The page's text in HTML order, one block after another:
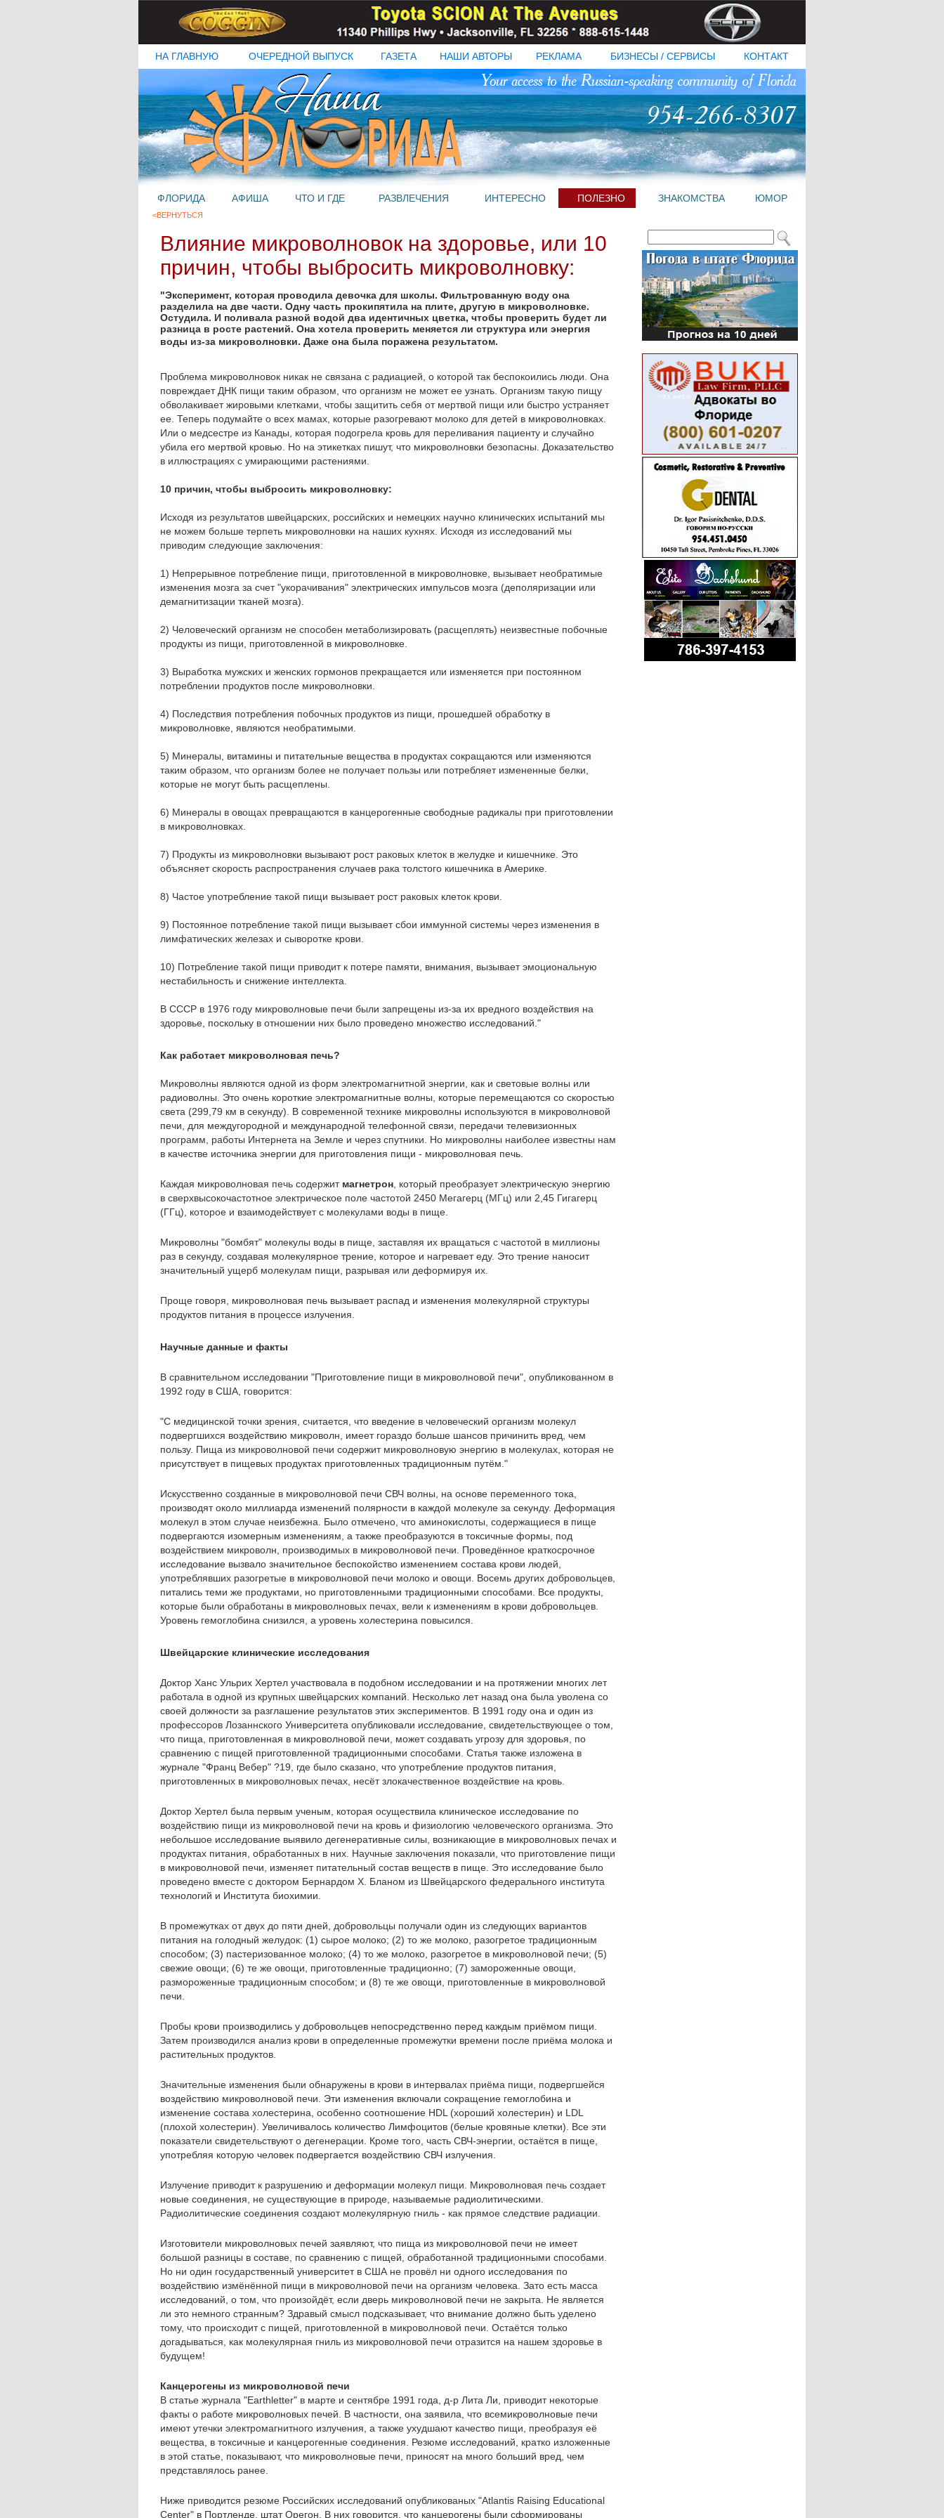
НА ГЛАВНУЮ ОЧЕРЕДНОЙ ВЫПУСК ГАЗЕТА НАШИ АВТОРЫ РЕКЛАМА БИЗНЕСЫ / СЕРВИСЫ КОНТАКТ
ФЛОРИДА АФИША ЧТО И ГДЕ РАЗВЛЕЧЕНИЯ ИНТЕРЕСНО ПОЛЕЗНО ЗНАКОМСТВА ЮМОР
<ВЕРНУТЬСЯ
Влияние микроволновок на здоровье, или 10
причин, чтобы выбросить микроволновку:
"Эксперимент, которая проводила девочка для школы. Фильтрованную воду она
разделила на две части. Одну часть прокипятила на плите, другую в микроволновке.
Остудила. И поливала разной водой два идентичных цветка, чтобы проверить будет ли
разница в росте растений. Она хотела проверить меняется ли структура или энергия
воды из-за микроволновки. Даже она была поражена результатом.
Проблема микроволновок никак не связана с радиацией, о которой так беспокоились люди. Она
повреждает ДНК пищи таким образом, что организм не может ее узнать. Организм такую пищу
обволакивает жировыми клетками, чтобы защитить себя от мертвой пищи или быстро устраняет
ее. Теперь подумайте о всех мамах, которые разогревают молоко для детей в микроволновках.
Или о медсестре из Канады, которая подогрела кровь для переливания пациенту и случайно
убила его мертвой кровью. Но на этикетках пишут, что микроволновки безопасны. Доказательство
в иллюстрациях с умирающими растениями.
10 причин, чтобы выбросить микроволновку:
Исходя из результатов швейцарских, российских и немецких научно клинических испытаний мы
не можем больше терпеть микроволновки на наших кухнях. Исходя из исследований мы
приводим следующие заключения:
1) Непрерывное потребление пищи, приготовленной в микроволновке, вызывает необратимые
изменения мозга за счет "укорачивания" электрических импульсов мозга (деполяризации или
демагнитизации тканей мозга).
2) Человеческий организм не способен метаболизировать (расщеплять) неизвестные побочные
продукты из пищи, приготовленной в микроволновке.
3) Выработка мужских и женских гормонов прекращается или изменяется при постоянном
потреблении продуктов после микроволновки.
4) Последствия потребления побочных продуктов из пищи, прошедшей обработку в
микроволновке, являются необратимыми.
5) Минералы, витамины и питательные вещества в продуктах сокращаются или изменяются
таким образом, что организм более не получает пользы или потребляет измененные белки,
которые не могут быть расщеплены.
6) Минералы в овощах превращаются в канцерогенные свободные радикалы при приготовлении
в микроволновках.
7) Продукты из микроволновки вызывают рост раковых клеток в желудке и кишечнике. Это
объясняет скорость распространения случаев рака толстого кишечника в Америке.
8) Частое употребление такой пищи вызывает рост раковых клеток крови.
9) Постоянное потребление такой пищи вызывает сбои иммунной системы через изменения в
лимфатических железах и сыворотке крови.
10) Потребление такой пищи приводит к потере памяти, внимания, вызывает эмоциональную
нестабильность и снижение интеллекта.
В СССР в 1976 году микроволновые печи были запрещены из-за их вредного воздействия на
здоровье, поскольку в отношении них было проведено множество исследований."
Как работает микроволновая печь?
Микроволны являются одной из форм электромагнитной энергии, как и световые волны или
радиоволны. Это очень короткие электромагнитные волны, которые перемещаются со скоростью
света (299,79 км в секунду). В современной технике микроволны используются в микроволновой
печи, для междугородной и международной телефонной связи, передачи телевизионных
программ, работы Интернета на Земле и через спутники. Но микроволны наиболее известны нам
в качестве источника энергии для приготовления пищи - микроволновая печь.
Каждая микроволновая печь содержит магнетрон , который преобразует электрическую энергию
в сверхвысокочастотное электрическое поле частотой 2450 Мегагерц (МГц) или 2,45 Гигагерц
(ГГц), которое и взаимодействует с молекулами воды в пище.
Микроволны "бомбят" молекулы воды в пище, заставляя их вращаться с частотой в миллионы
раз в секунду, создавая молекулярное трение, которое и нагревает еду. Это трение наносит
значительный ущерб молекулам пищи, разрывая или деформируя их.
Проще говоря, микроволновая печь вызывает распад и изменения молекулярной структуры
продуктов питания в процессе излучения.
Научные данные и факты
В сравнительном исследовании "Приготовление пищи в микроволновой печи", опубликованном в
1992 году в США, говорится:
"С медицинской точки зрения, считается, что введение в человеческий организм молекул
подвергшихся воздействию микроволн, имеет гораздо больше шансов причинить вред, чем
пользу. Пища из микроволновой печи содержит микроволновую энергию в молекулах, которая не
присутствует в пищевых продуктах приготовленных традиционным путём."
Искусственно созданные в микроволновой печи СВЧ волны, на основе переменного тока,
производят около миллиарда изменений полярности в каждой молекуле за секунду. Деформация
молекул в этом случае неизбежна. Было отмечено, что аминокислоты, содержащиеся в пище
подвергаются изомерным изменениям, а также преобразуются в токсичные формы, под
воздействием микроволн, производимых в микроволновой печи. Проведённое краткосрочное
исследование вызвало значительное беспокойство изменением состава крови людей,
употреблявших разогретые в микроволновой печи молоко и овощи. Восемь других добровольцев,
питались теми же продуктами, но приготовленными традиционными способами. Все продукты,
которые были обработаны в микроволновых печах, вели к изменениям в крови добровольцев.
Уровень гемоглобина снизился, а уровень холестерина повысился.
Швейцарские клинические исследования
Доктор Ханс Ульрих Хертел участвовала в подобном исследовании и на протяжении многих лет
работала в одной из крупных швейцарских компаний. Несколько лет назад она была уволена со
своей должности за разглашение результатов этих экспериментов. В 1991 году она и один из
профессоров Лозаннского Университета опубликовали исследование, свидетельствующее о том,
что пища, приготовленная в микроволновой печи, может создавать угрозу для здоровья, по
сравнению с пищей приготовленной традиционными способами. Статья также изложена в
журнале "Франц Вебер" ?19, где было сказано, что употребление продуктов питания,
приготовленных в микроволновых печах, несёт злокачественное воздействие на кровь.
Доктор Хертел была первым ученым, которая осуществила клиническое исследование по
воздействию пищи из микроволновой печи на кровь и физиологию человеческого организма. Это
небольшое исследование выявило дегенеративные силы, возникающие в микроволновых печах и
продуктах питания, обработанных в них. Научные заключения показали, что приготовление пищи
в микроволновой печи, изменяет питательный состав веществ в пище. Это исследование было
проведено вместе с доктором Бернардом Х. Бланом из Швейцарского федерального института
технологий и Института биохимии.
В промежутках от двух до пяти дней, добровольцы получали один из следующих вариантов
питания на голодный желудок: (1) сырое молоко; (2) то же молоко, разогретое традиционным
способом; (3) пастеризованное молоко; (4) то же молоко, разогретое в микроволновой печи; (5)
свежие овощи; (6) те же овощи, приготовленные традиционно; (7) замороженные овощи,
размороженные традиционным способом; и (8) те же овощи, приготовленные в микроволновой
печи.
Пробы крови производились у добровольцев непосредственно перед каждым приёмом пищи.
Затем производился анализ крови в определенные промежутки времени после приёма молока и
растительных продуктов.
Значительные изменения были обнаружены в крови в интервалах приёма пищи, подвергшейся
воздействию микроволновой печи. Эти изменения включали сокращение гемоглобина и
изменение состава холестерина, особенно соотношение HDL (хороший холестерин) и LDL
(плохой холестерин). Увеличивалось количество Лимфоцитов (белые кровяные клетки). Все эти
показатели свидетельствуют о дегенерации. Кроме того, часть СВЧ-энергии, остаётся в пище,
употребляя которую человек подвергается воздействию СВЧ излучения.
Излучение приводит к разрушению и деформации молекул пищи. Микроволновая печь создает
новые соединения, не существующие в природе, называемые радиолитическими.
Радиолитические соединения создают молекулярную гниль - как прямое следствие радиации.
Изготовители микроволновых печей заявляют, что пища из микроволновой печи не имеет
большой разницы в составе, по сравнению с пищей, обработанной традиционными способами.
Но ни один государственный университет в США не провёл ни одного исследования по
воздействию измёнённой пищи в микроволновой печи на организм человека. Зато есть масса
исследований, о том, что произойдёт, если дверь микроволновой печи не закрыта. Не является
ли это немного странным? Здравый смысл подсказывает, что внимание должно быть уделено
тому, что происходит с пищей, приготовленной в микроволновой печи. Остаётся только
догадываться, как молекулярная гниль из микроволновой печи отразится на нашем здоровье в
будущем!
Канцерогены из микроволновой печи
В статье журнала "Earthletter" в марте и сентябре 1991 года, д-р Лита Ли, приводит некоторые
факты о работе микроволновых печей. В частности, она заявила, что всемикроволновые печи
имеют утечки электромагнитного излучения, а также ухудшают качество пищи, преобразуя её
вещества, в токсичные и канцерогенные соединения. Резюме исследований, кратко изложенные
в этой статье, показывают, что микроволновые печи, приносят на много больший вред, чем
представлялось ранее.
Ниже приводится резюме Российских исследований опубликованых "Atlantis Raising Educational
Center" в Портленде, штат Орегон. В них говорится, что канцерогены были сформированы